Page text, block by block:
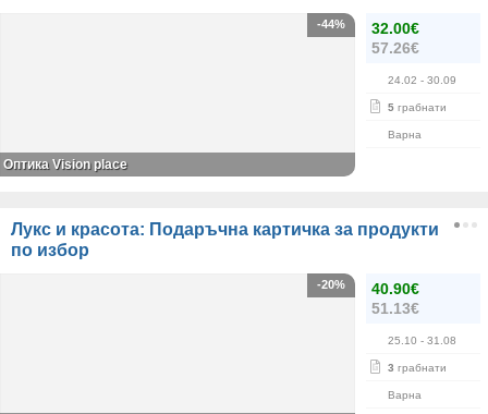
32.00€
57.26€
24.02 - 30.09
5 грабнати
Варна
-44%
Оптика Vision place
Лукс и красота: Подаръчна картичка за продукти
по избор
40.90€
51.13€
25.10 - 31.08
3 грабнати
Варна
-20%